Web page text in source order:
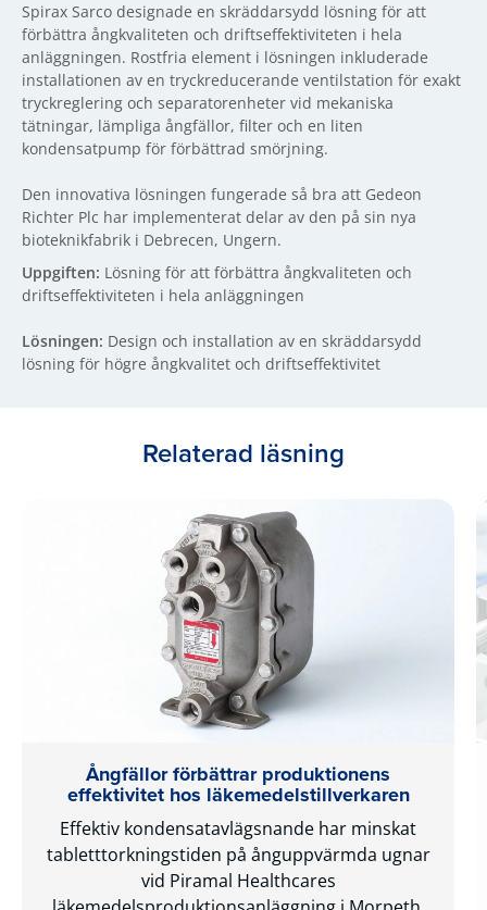
Spirax Sarco designade en skräddarsydd lösning för att
förbättra ångkvaliteten och driftseffektiviteten i hela
anläggningen. Rostfria element i lösningen inkluderade
installationen av en tryckreducerande ventilstation för exakt
tryckreglering och separatorenheter vid mekaniska
tätningar, lämpliga ångfällor, filter och en liten
kondensatpump för förbättrad smörjning.
Den innovativa lösningen fungerade så bra att Gedeon
Richter Plc har implementerat delar av den på sin nya
bioteknikfabrik i Debrecen, Ungern.
Uppgiften: Lösning för att förbättra ångkvaliteten och
driftseffektiviteten i hela anläggningen
Lösningen: Design och installation av en skräddarsydd
lösning för högre ångkvalitet och driftseffektivitet
Relaterad läsning
Ångfällor förbättrar produktionens
effektivitet hos läkemedelstillverkaren
Effektiv kondensatavlägsnande har minskat
tabletttorkningstiden på ånguppvärmda ugnar
vid Piramal Healthcares